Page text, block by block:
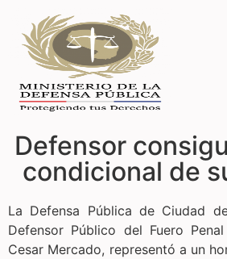
Defensor
condicional de
La Defensa Pública de Ciudad
Defensor Público del Fuero
Cesar Mercado, representó a un